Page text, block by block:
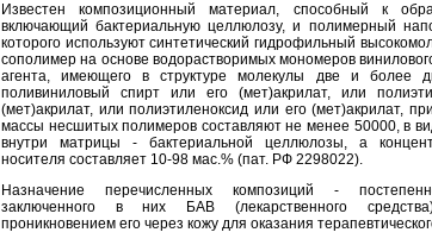
Известен композиционный материал, способный к
включающий бактериальную целлюлозу, и полимерный
которого используют синтетический гидрофильный
сополимер на основе водорастворимых мономеров
агента, имеющего в структуре молекулы две и более
поливиниловый спирт или его (мет)акрилат, или
(мет)акрилат, или полиэтиленоксид или его (мет)акрилат,
массы несшитых полимеров составляют не менее 50000, в
внутри матрицы - бактериальной целлюлозы, а
носителя составляет 10-98 мас.% (пат. РФ 2298022).
Назначение перечисленных композиций -
заключенного в них БАВ (лекарственного
проникновением его через кожу для оказания